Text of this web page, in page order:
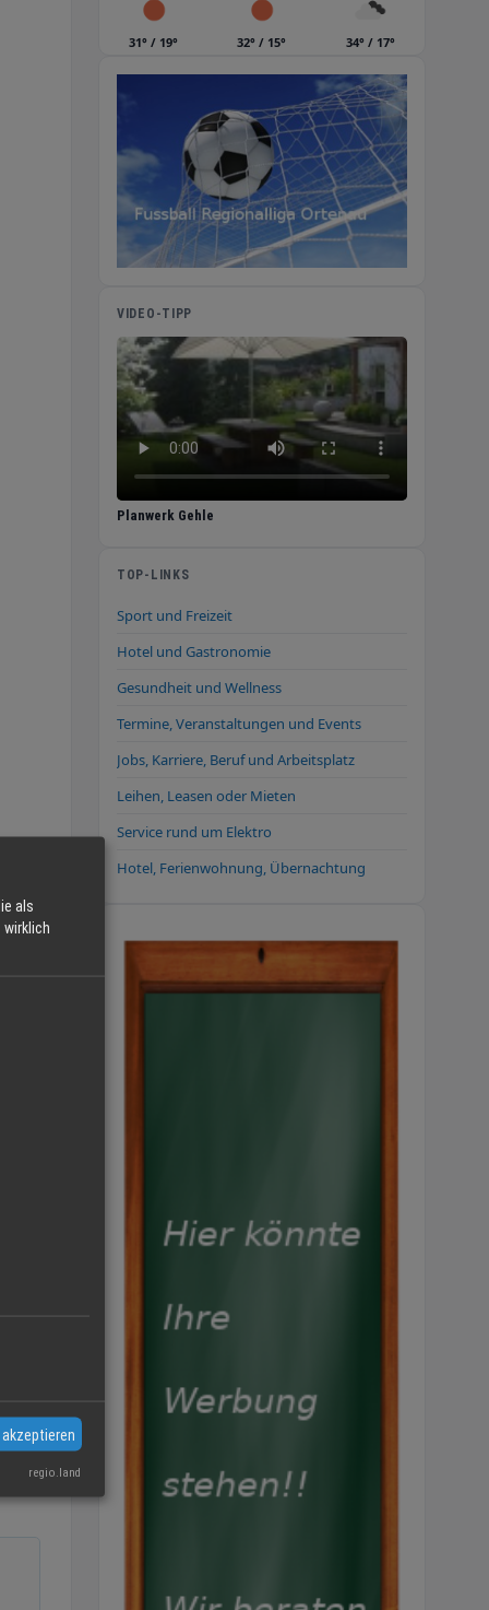
31° / 19° 32° / 15° 34° / 17°
VIDEO-TIPP
Planwerk Gehle
TOP-LINKS
Sport und Freizeit
Hotel und Gastronomie
Gesundheit und Wellness
Termine, Veranstaltungen und Events
Jobs, Karriere, Beruf und Arbeitsplatz
Leihen, Leasen oder Mieten
Service rund um Elektro
Hotel, Ferienwohnung, Übernachtung
als
regio.land